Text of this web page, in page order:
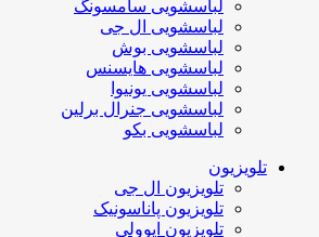
لباسشویی سامسونگ
لباسشویی ال جی
لباسشویی بوش
لباسشویی هایسنس
لباسشویی یونیوا
لباسشویی جنرال برلین
لباسشویی بکو
تلویزیون
تلویزیون ال جی
تلویزیون پاناسونیک
تلویزیون ایوولی